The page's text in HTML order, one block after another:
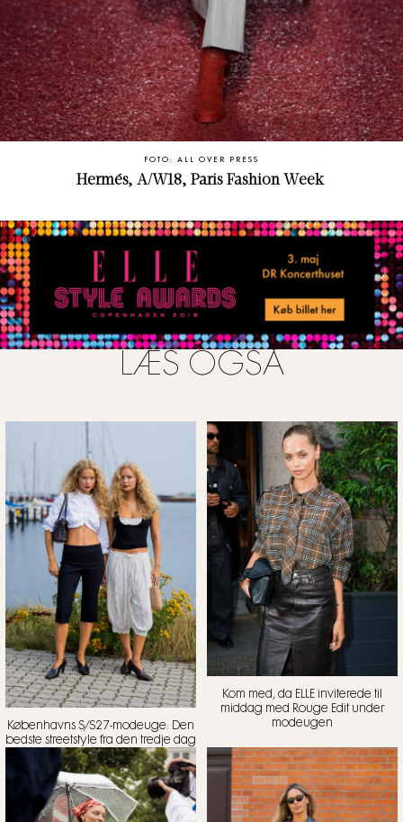
FOTO: ALL OVER PRESS
Hermés, A/W18, Paris Fashion Week
LÆS OGSÅ
Københavns S/S27-modeuge: Den
bedste streetstyle fra den tredje dag
Kom med, da ELLE inviterede til
middag med Rouge Edit under
modeugen